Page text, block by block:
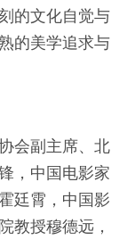
的文化自觉与
的美学追求与
会副主席、北
，中国电影家
廷霄，中国影
教授穆德远，